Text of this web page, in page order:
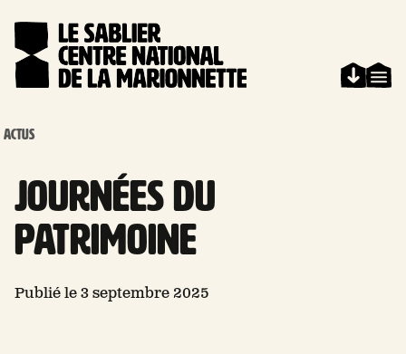
ACTUS
Journées du
patrimoine
Publié le 3 septembre 2025